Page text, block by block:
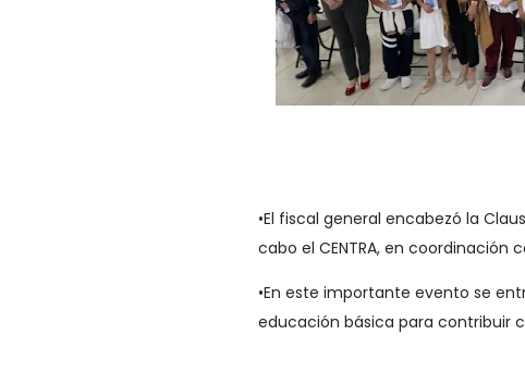
•​El fiscal general encabezó la
cabo el CENTRA, en coordinación
•​En este importante evento se
educación básica para contribuir